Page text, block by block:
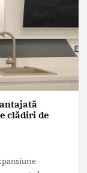
clădiri de